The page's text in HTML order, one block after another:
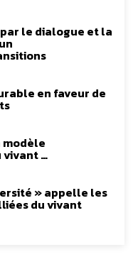
le dialogue et la
en faveur de
modèle
vivant …
» appelle les
du vivant